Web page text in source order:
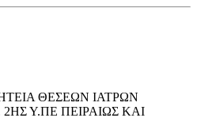
ΘΕΣΕΩΝ ΙΑΤΡΩΝ
Υ.ΠΕ ΠΕΙΡΑΙΩΣ ΚΑΙ